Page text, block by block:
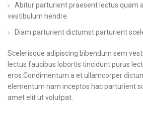
Abitur parturient praesent lectus quam
vestibulum hendre.
Diam parturient dictumst parturient
Scelerisque adipiscing bibendum sem
lectus faucibus lobortis tincidunt purus
eros.Condimentum a et ullamcorper
elementum nam inceptos hac parturient
amet elit ut volutpat.